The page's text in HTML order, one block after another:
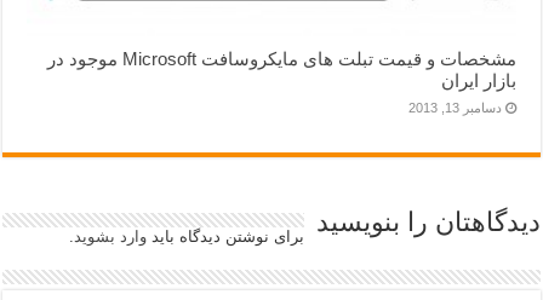
مشخصات و قیمت تبلت های مایکروسافت Microsoft موجود در
بازار ایران
دسامبر 13, 2013
دیدگاهتان را بنویسید برای نوشتن دیدگاه بایدوارد بشوید